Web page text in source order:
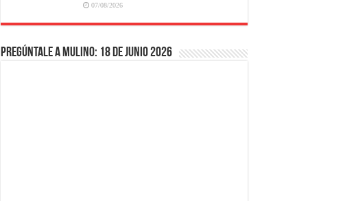
07/08/2026
Pregúntale a Mulino: 18 de junio 2026